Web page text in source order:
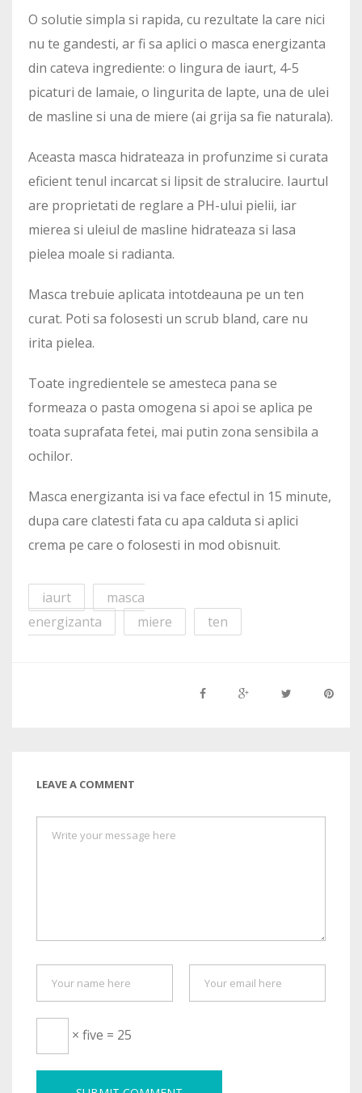
O solutie simpla si rapida, cu rezultate la care nici
nu te gandesti, ar fi sa aplici o masca energizanta
din cateva ingrediente: o lingura de iaurt, 4-5
picaturi de lamaie, o lingurita de lapte, una de ulei
de masline si una de miere (ai grija sa fie naturala).
Aceasta masca hidrateaza in profunzime si curata
eficient tenul incarcat si lipsit de stralucire. Iaurtul
are proprietati de reglare a PH-ului pielii, iar
mierea si uleiul de masline hidrateaza si lasa
pielea moale si radianta.
Masca trebuie aplicata intotdeauna pe un ten
curat. Poti sa folosesti un scrub bland, care nu
irita pielea.
Toate ingredientele se amesteca pana se
formeaza o pasta omogena si apoi se aplica pe
toata suprafata fetei, mai putin zona sensibila a
ochilor.
Masca energizanta isi va face efectul in 15 minute,
dupa care clatesti fata cu apa calduta si aplici
crema pe care o folosesti in mod obisnuit.
iaurt
masca
energizanta
miere ten
LEAVE A COMMENT
× five = 25